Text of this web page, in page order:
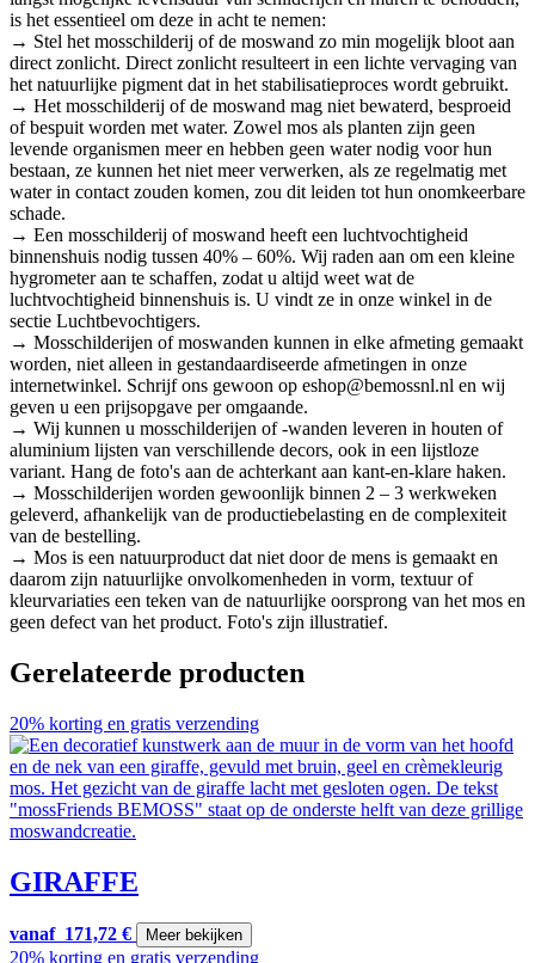
is het essentieel om deze in acht te nemen:
→ Stel het mosschilderij of de moswand zo min mogelijk bloot aan
direct zonlicht. Direct zonlicht resulteert in een lichte vervaging van
het natuurlijke pigment dat in het stabilisatieproces wordt gebruikt.
→ Het mosschilderij of de moswand mag niet bewaterd, besproeid
of bespuit worden met water. Zowel mos als planten zijn geen
levende organismen meer en hebben geen water nodig voor hun
bestaan, ze kunnen het niet meer verwerken, als ze regelmatig met
water in contact zouden komen, zou dit leiden tot hun onomkeerbare
schade.
→ Een mosschilderij of moswand heeft een luchtvochtigheid
binnenshuis nodig tussen 40% – 60%. Wij raden aan om een kleine
hygrometer aan te schaffen, zodat u altijd weet wat de
luchtvochtigheid binnenshuis is. U vindt ze in onze winkel in de
sectie Luchtbevochtigers.
→ Mosschilderijen of moswanden kunnen in elke afmeting gemaakt
worden, niet alleen in gestandaardiseerde afmetingen in onze
internetwinkel. Schrijf ons gewoon op eshop@bemossnl.nl en wij
geven u een prijsopgave per omgaande.
→ Wij kunnen u mosschilderijen of -wanden leveren in houten of
aluminium lijsten van verschillende decors, ook in een lijstloze
variant. Hang de foto's aan de achterkant aan kant-en-klare haken.
→ Mosschilderijen worden gewoonlijk binnen 2 – 3 werkweken
geleverd, afhankelijk van de productiebelasting en de complexiteit
van de bestelling.
→ Mos is een natuurproduct dat niet door de mens is gemaakt en
daarom zijn natuurlijke onvolkomenheden in vorm, textuur of
kleurvariaties een teken van de natuurlijke oorsprong van het mos en
geen defect van het product. Foto's zijn illustratief.
Gerelateerde producten
20% korting en gratis verzending
GIRAFFE
vanaf 171,72 € Meer bekijken
20% korting en gratis verzending